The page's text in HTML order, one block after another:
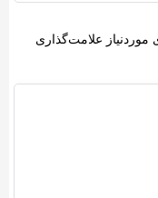
علامت‌گذاری